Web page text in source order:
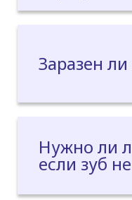
Заразен ли
Нужно ли
если зуб